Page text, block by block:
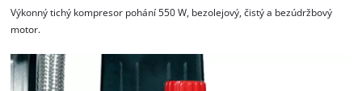
Výkonný tichý kompresor pohání 550 W, bezolejový, čistý a bezúdržbový
motor.